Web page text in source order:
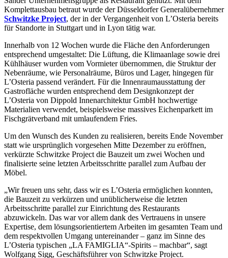
Komplettausbau betraut wurde der Düsseldorfer Generalübernehmer
Schwitzke Project, der in der Vergangenheit von L’Osteria bereits
für Standorte in Stuttgart und in Lyon tätig war.
Innerhalb von 12 Wochen wurde die Fläche den Anforderungen
entsprechend umgestaltet: Die Lüftung, die Klimaanlage sowie drei
Kühlhäuser wurden vom Vormieter übernommen, die Struktur der
Nebenräume, wie Personalräume, Büros und Lager, hingegen für
L’Osteria passend verändert. Für die Innenraumausstattung der
Gastrofläche wurden entsprechend dem Designkonzept der
L’Osteria von Dippold Innenarchitektur GmbH hochwertige
Materialien verwendet, beispielsweise massives Eichenparkett im
Fischgrätverband mit umlaufendem Fries.
Um den Wunsch des Kunden zu realisieren, bereits Ende November
statt wie ursprünglich vorgesehen Mitte Dezember zu eröffnen,
verkürzte Schwitzke Project die Bauzeit um zwei Wochen und
finalisierte seine letzten Arbeitsschritte parallel zum Aufbau der
Möbel.
„Wir freuen uns sehr, dass wir es L’Osteria ermöglichen konnten,
die Bauzeit zu verkürzen und unüblicherweise die letzten
Arbeitsschritte parallel zur Einrichtung des Restaurants
abzuwickeln. Das war vor allem dank des Vertrauens in unsere
Expertise, dem lösungsorientiertem Arbeiten im gesamten Team und
dem respektvollen Umgang untereinander – ganz im Sinne des
L’Osteria typischen „LA FAMIGLIA“-Spirits – machbar“, sagt
Wolfgang Sigg, Geschäftsführer von Schwitzke Project.